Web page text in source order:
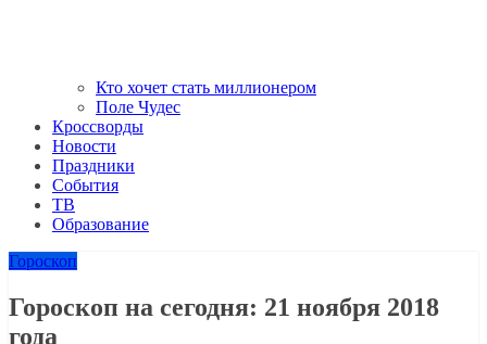
Кто хочет стать миллионером
Поле Чудес
Кроссворды
Новости
Праздники
События
ТВ
Образование
Гороскоп
Гороскоп на сегодня: 21 ноября 2018
года